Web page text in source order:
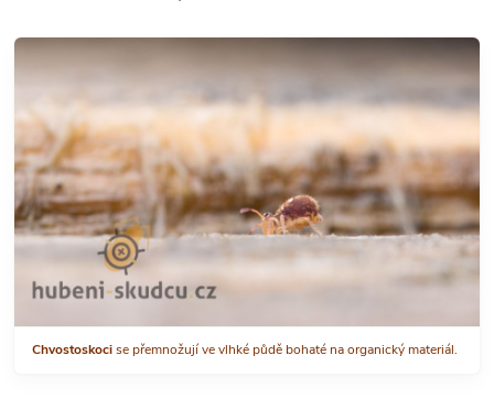
Chvostoskocise přemnožují ve vlhké půdě bohaté na organický materiál.